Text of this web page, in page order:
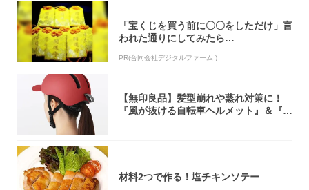
「宝くじを買う前に〇〇をしただけ」言
われた通りにしてみたら…
PR(合同会社デジタルファーム )
【無印良品】髪型崩れや蒸れ対策に！
『風が抜ける自転車ヘルメット』＆『2
材料2つで作る！塩チキンソテー